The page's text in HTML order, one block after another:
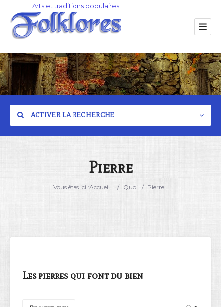
ACTIVER LA RECHERCHE
Catégorie
Pierre
Vous êtes ici :Accueil / Quoi / Pierre
Les pierres qui font du bien